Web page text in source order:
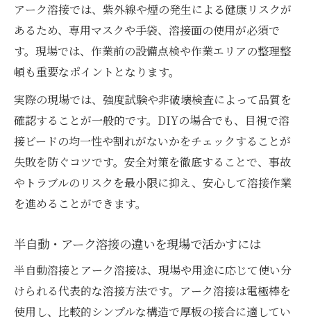
アーク溶接では、紫外線や煙の発生による健康リスクが
あるため、専用マスクや手袋、溶接面の使用が必須で
す。現場では、作業前の設備点検や作業エリアの整理整
頓も重要なポイントとなります。
実際の現場では、強度試験や非破壊検査によって品質を
確認することが一般的です。DIYの場合でも、目視で溶
接ビードの均一性や割れがないかをチェックすることが
失敗を防ぐコツです。安全対策を徹底することで、事故
やトラブルのリスクを最小限に抑え、安心して溶接作業
を進めることができます。
半自動・アーク溶接の違いを現場で活かすには
半自動溶接とアーク溶接は、現場や用途に応じて使い分
けられる代表的な溶接方法です。アーク溶接は電極棒を
使用し、比較的シンプルな構造で厚板の接合に適してい